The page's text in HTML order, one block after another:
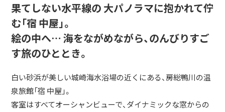
果てしない水平線の 大パノラマに抱かれて佇
む「宿 中屋」。
絵の中へ… 海をながめながら、のんびりすご
す旅のひととき。
白い砂浜が美しい城崎海水浴場の近くにある、房総鴨川の温
泉旅館「宿 中屋」。
客室はすべてオーシャンビューで、ダイナミックな窓からの